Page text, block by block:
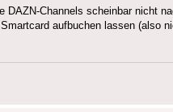
Channels scheinbar nicht
aufbuchen lassen (also